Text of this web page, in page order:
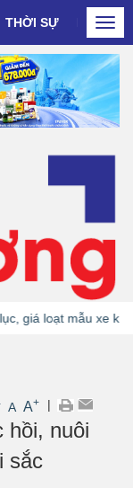
THỜI SỰ DOANH
loạt mẫu xe khác
A A+ |
hồi, nuôi
sắc